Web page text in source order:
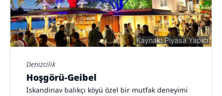
Kaynak: Piyasa Yapıcı
Denizcilik
Hoşgörü-Geibel
İskandinav balıkçı köyü özel bir mutfak deneyimi